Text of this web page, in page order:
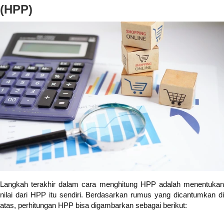
(HPP)
Langkah terakhir dalam cara menghitung HPP adalah menentukan
nilai dari HPP itu sendiri. Berdasarkan rumus yang dicantumkan di
atas, perhitungan HPP bisa digambarkan sebagai berikut: